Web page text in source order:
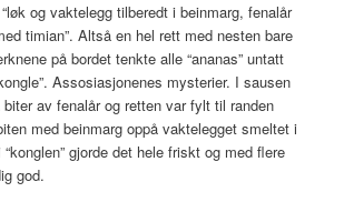
og vaktelegg tilberedt i beinmarg, fenalår
timian”. Altså en hel rett med nesten bare
på bordet tenkte alle “ananas” untatt
Assosiasjonenes mysterier. I sausen
av fenalår og retten var fylt til randen
med beinmarg oppå vaktelegget smeltet i
gjorde det hele friskt og med flere
god.